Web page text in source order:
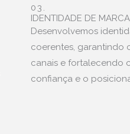
03.
IDENTIDADE DE
Desenvolvemos
coerentes, garantindo
canais e fortalecendo
confiança e o